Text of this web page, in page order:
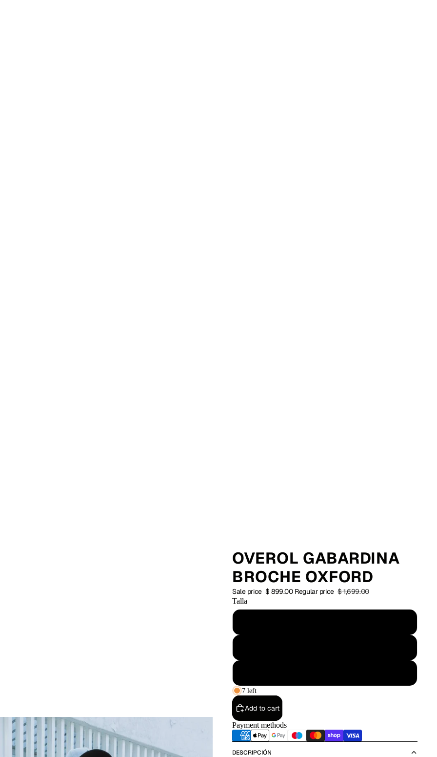
OVEROL GABARDINA
BROCHE OXFORD
Sale price $ 899.00 Regular price $ 1,699.00
Talla
7 left
Add to cart
Payment methods
DESCRIPCIÓN